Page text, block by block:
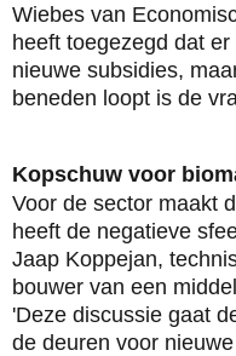
Wiebes van
heeft toegezegd dat er
nieuwe subsidies,
beneden loopt is de
Kopschuw voor
Voor de sector maakt
heeft de negatieve
Jaap Koppejan,
bouwer van een
'Deze discussie gaat
de deuren voor